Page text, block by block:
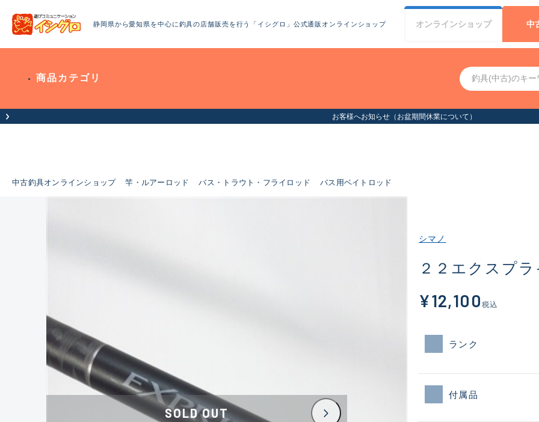
静岡県から愛知県を中心に釣具の店舗販売を行う「イシグロ」公式通販オンラインショップ オンラインショップ 中
商品カテゴリ
知らせ（お盆期間休業について）
中古釣具オンラインショップ 竿・ルアーロッド バス・トラウト・フライロッド バス用ベイトロッド
SOLD OUT
シマノ
２２エクスプ
¥12,100 税込
ランク
付属品